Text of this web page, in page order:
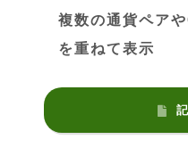
複数の通貨ペア
を重ねて表示